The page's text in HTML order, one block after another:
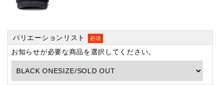
バリエーションリスト 必須
お知らせが必要な商品を選択してください。